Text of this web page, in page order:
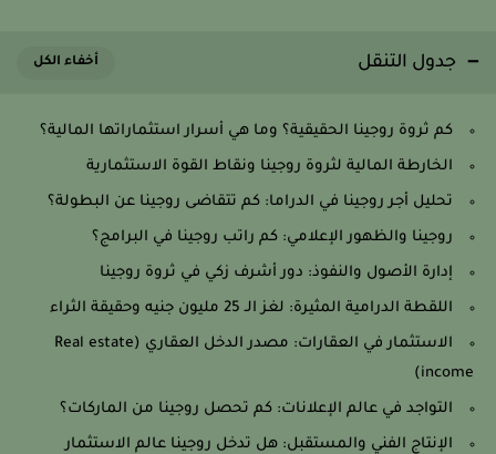
جدول التنقل
كم ثروة روجينا الحقيقية؟ وما هي أسرار استثماراتها المالية؟
الخارطة المالية لثروة روجينا ونقاط القوة الاستثمارية
تحليل أجر روجينا في الدراما: كم تتقاضى روجينا عن البطولة؟
روجينا والظهور الإعلامي: كم راتب روجينا في البرامج؟
إدارة الأصول والنفوذ: دور أشرف زكي في ثروة روجينا
اللقطة الدرامية المثيرة: لغز الـ 25 مليون جنيه وحقيقة الثراء
الاستثمار في العقارات: مصدر الدخل العقاري (Real estate
income)
التواجد في عالم الإعلانات: كم تحصل روجينا من الماركات؟
الإنتاج الفني والمستقبل: هل تدخل روجينا عالم الاستثمار